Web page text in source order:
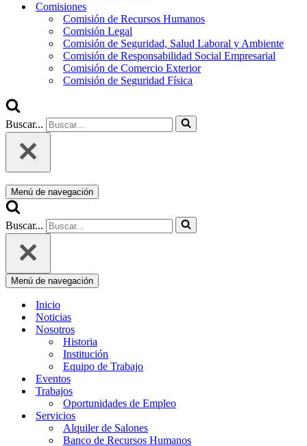
Comisiones
Comisión de Recursos Humanos
Comisión Legal
Comisión de Seguridad, Salud Laboral y Ambiente
Comisión de Responsabilidad Social Empresarial
Comisión de Comercio Exterior
Comisión de Seguridad Física
Buscar...
Menú de navegación
Buscar...
Menú de navegación
Inicio
Noticias
Nosotros
Historia
Institución
Equipo de Trabajo
Eventos
Trabajos
Oportunidades de Empleo
Servicios
Alquiler de Salones
Banco de Recursos Humanos